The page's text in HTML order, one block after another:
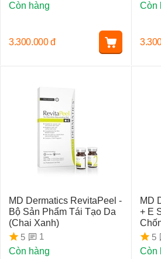
Còn hàng
3.300.000 đ
Còn
MD Dermatics RevitaPeel -
Bộ Sản Phẩm Tái Tạo Da
(Chai Xanh)
5
1
Còn hàng
MD
+ E
5
Còn